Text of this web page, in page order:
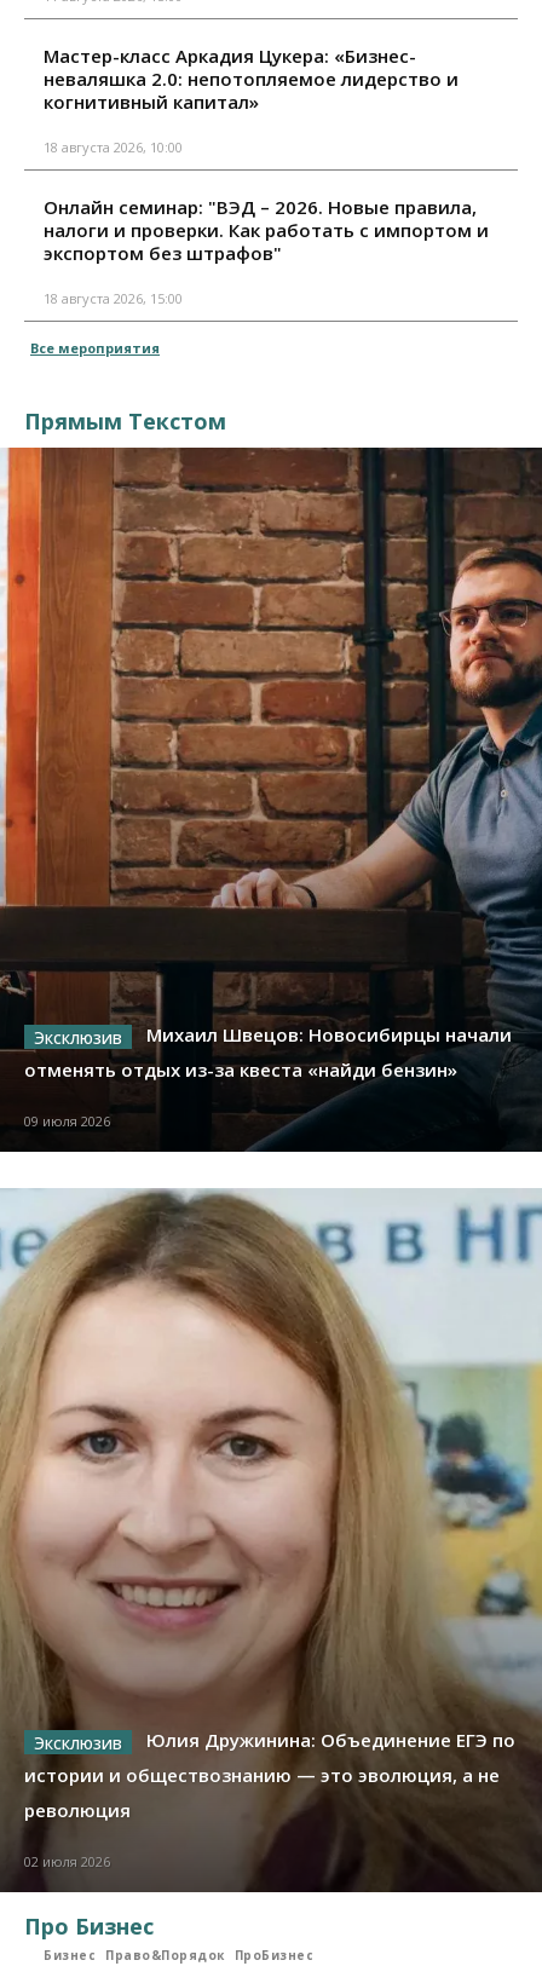
Мастер-класс Аркадия Цукера: «Бизнес-
неваляшка 2.0: непотопляемое лидерство и
когнитивный капитал»
18 августа 2026, 10:00
Онлайн семинар: "ВЭД – 2026. Новые правила,
налоги и проверки. Как работать с импортом и
экспортом без штрафов"
18 августа 2026, 15:00
Все мероприятия
Прямым Текстом
Михаил Швецов: Новосибирцы начали
отменять отдых из-за квеста «найди бензин»
09 июля 2026
Юлия Дружинина: Объединение ЕГЭ по
истории и обществознанию — это эволюция, а не
революция
02 июля 2026
Про Бизнес
Бизнес Право&Порядок ПроБизнес